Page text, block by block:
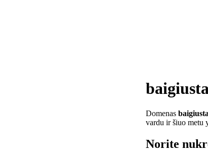
Domenas
vardu ir šiuo metu
Norite